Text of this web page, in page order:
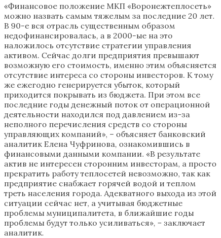
«Финансовое положение МКП «Воронежтеплосеть»
можно назвать самым тяжелым за последние 20 лет.
В 90-е вся отрасль существенным образом
недофинансировалась, а в 2000-ые на это
наложилось отсутствие стратегии управления
активом. Сейчас долги предприятия превышают
возможную его стоимость, именно этим объясняется
отсутствие интереса со стороны инвесторов. К тому
же ежегодно генерируется убыток, который
приходится покрывать из бюджета. При этом все
последние годы денежный поток от операционной
деятельности находился под давлением из-за
неполного перечисления средств со стороны
управляющих компаний», – объясняет банковский
аналитик Елена Чуфринова, ознакомившись в
финансовыми данными компании. «В результате
актив не интересен сторонним инвесторам, а просто
прекратить работу теплосетей невозможно, так как
предприятие снабжает горячей водой и теплом
треть населения города. Адекватного выхода из этой
ситуации сейчас нет, а учитывая бюджетные
проблемы муниципалитета, в ближайшие годы
проблемы будут только усиливаться», – заключает
аналитик.